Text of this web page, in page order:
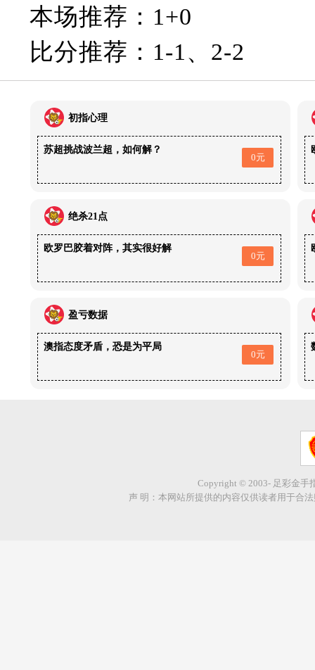
本场推荐：1+0
比分推荐：1-1、2-2
初指心理
苏超挑战波兰超，如何解？
0元
绝杀21点
欧罗巴胶着对阵，其实很好解
0元
盈亏数据
澳指态度矛盾，恐是为平局
0元
Copyright © 2003- 足彩金手
声 明：本网站所提供的内容仅供读者用于合